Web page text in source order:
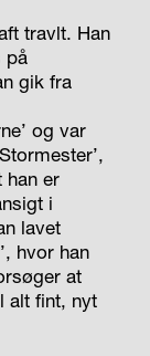
travlt. Han
på
gik fra
og var
er
i
lavet
hvor han
at
alt fint, nyt